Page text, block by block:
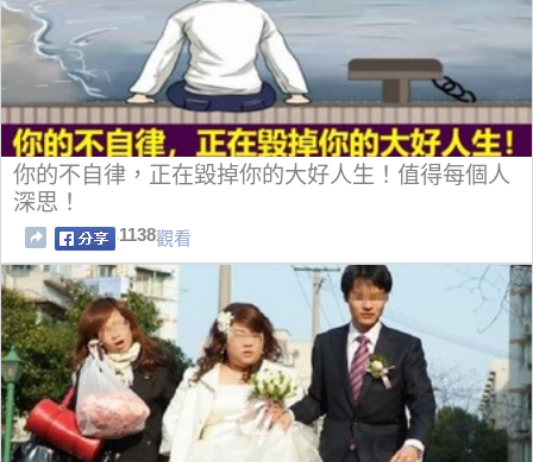
你的不自律，正在毀掉你的大好人生！值得每個人
深思！
1138觀看